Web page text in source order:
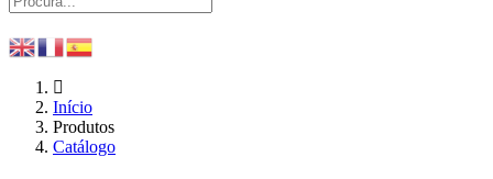
Início
Produtos
Catálogo